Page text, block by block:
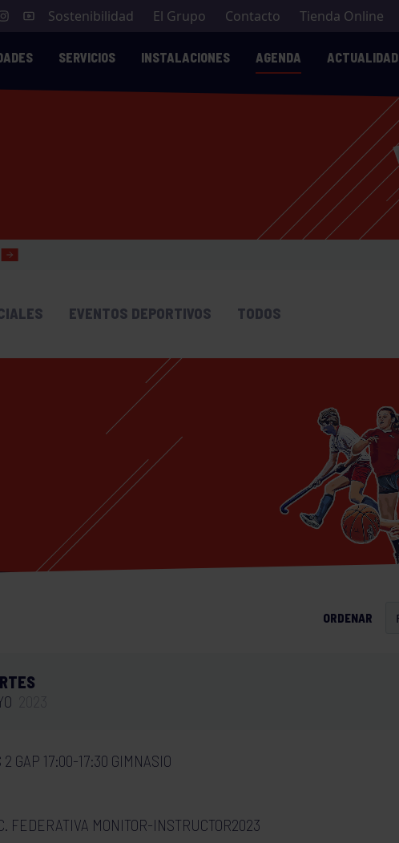
Sostenibilidad El Grupo Contacto Tienda Online
SERVICIOS INSTALACIONES AGENDA ACTUALIDAD
EVENTOS DEPORTIVOS TODOS
ORDENAR
2 GAP 17:00-17:30 GIMNASIO
FEDERATIVA MONITOR-INSTRUCTOR2023